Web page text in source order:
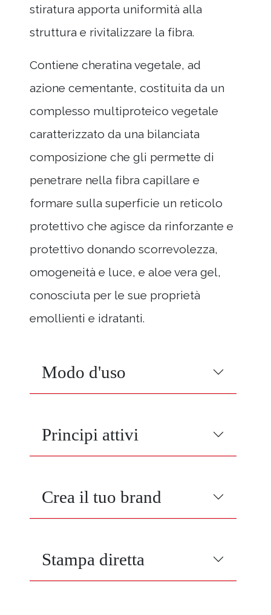
stiratura apporta uniformità alla
struttura e rivitalizzare la fibra.
Contiene cheratina vegetale, ad
azione cementante, costituita da un
complesso multiproteico vegetale
caratterizzato da una bilanciata
composizione che gli permette di
penetrare nella fibra capillare e
formare sulla superficie un reticolo
protettivo che agisce da rinforzante e
protettivo donando scorrevolezza,
omogeneità e luce, e aloe vera gel,
conosciuta per le sue proprietà
emollienti e idratanti.
Modo d'uso
Principi attivi
Crea il tuo brand
Stampa diretta